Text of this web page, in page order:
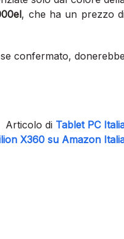
, che ha un prezzo
confermato, donerebbe
Articolo di Tablet PC
X360 su Amazon